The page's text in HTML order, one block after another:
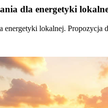
dla energetyki
lokalnej. Propozycja